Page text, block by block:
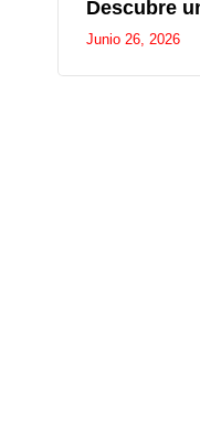
Descubre
Junio 26, 2026